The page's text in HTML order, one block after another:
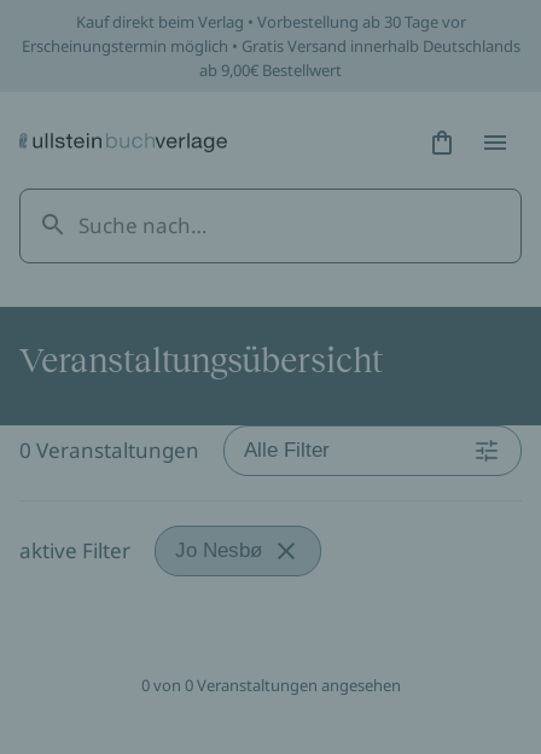
Kauf direkt beim Verlag • Vorbestellung ab 30 Tage vor
Erscheinungstermin möglich • Gratis Versand innerhalb Deutschlands
ab 9,00€ Bestellwert
Hidden
Veranstaltungsübersicht
0 Veranstaltungen Alle Filter
aktive Filter Jo Nesbø
0 von 0 Veranstaltungen angesehen
Veranstaltungsübersicht | ULLSTEIN